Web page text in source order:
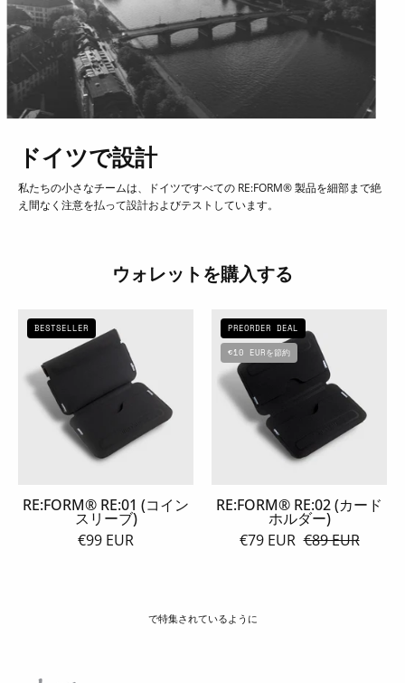
ドイツで設計
私たちの小さなチームは、ドイツですべての RE:FORM® 製品を細部まで絶
え間なく注意を払って設計およびテストしています。
ウォレットを購入する
RE:01
イ
リ
ブ)
BESTSELLER
RE:FORM® RE:01 (コイン
スリーブ)
€99 EUR
RE:FORM®
RE:02
ー
ル
ー)
PREORDER DEAL
€10 EURを節約
RE:FORM® RE:02 (カード
ホルダー)
€79 EUR €89 EUR
で特集されているように